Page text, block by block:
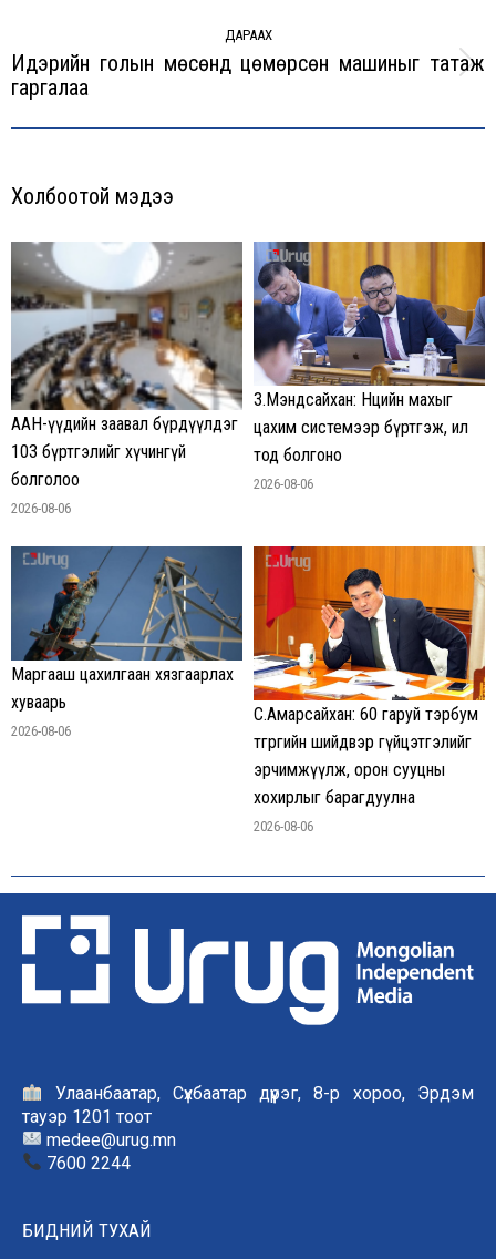
ДАРААХ
Next
Идэрийн голын мөсөнд цөмөрсөн машиныг татаж
гаргалаа
Холбоотой мэдээ
ААН-үүдийн заавал бүрдүүлдэг
103 бүртгэлийг хүчингүй
болголоо
2026-08-06
З.Мэндсайхан: Нөөцийн махыг
цахим системээр бүртгэж, ил
тод болгоно
2026-08-06
Маргааш цахилгаан хязгаарлах
хуваарь
2026-08-06
С.Амарсайхан: 60 гаруй тэрбум
төгрөгийн шийдвэр гүйцэтгэлийг
эрчимжүүлж, орон сууцны
хохирлыг барагдуулна
2026-08-06
Улаанбаатар, Сүхбаатар дүүрэг, 8-р хороо, Эрдэм
тауэр 1201 тоот
medee@urug.mn
7600 2244
БИДНИЙ ТУХАЙ